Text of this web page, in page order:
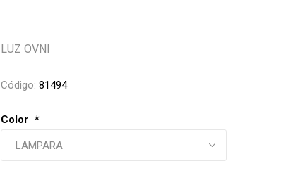
LUZ OVNI
Código: 81494
Color *